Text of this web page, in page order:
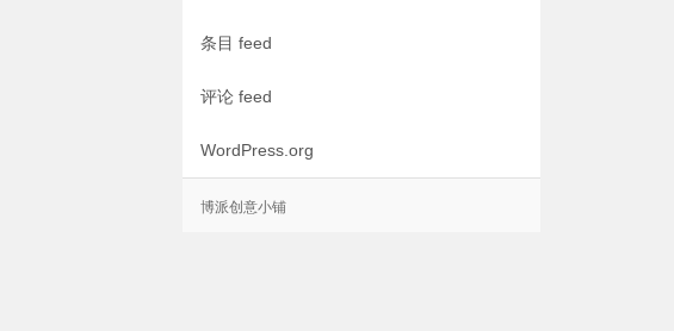
条目 feed
评论 feed
WordPress.org